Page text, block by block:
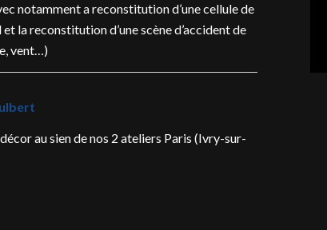
notamment a reconstitution d’une cellule de
la reconstitution d’une scène d’accident de
vent…)
au sien de nos 2 ateliers Paris (Ivry-sur-